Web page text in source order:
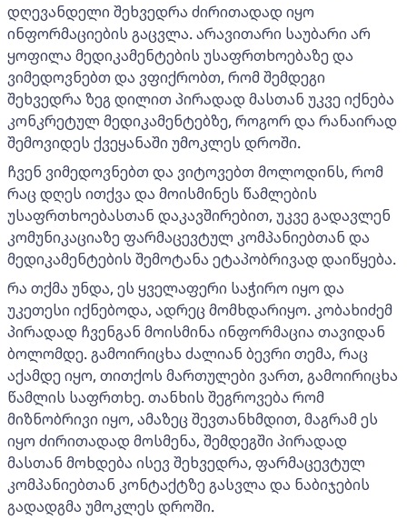
დღევანდელი შეხვედრა ძირითადად იყო
ინფორმაციების გაცვლა. არავითარი საუბარი არ
ყოფილა მედიკამენტების უსაფრთხოებაზე და
ვიმედოვნებთ და ვფიქრობთ, რომ შემდეგი
შეხვედრა ზეგ დილით პირადად მასთან უკვე იქნება
კონკრეტულ მედიკამენტებზე, როგორ და რანაირად
შემოვიდეს ქვეყანაში უმოკლეს დროში.
ჩვენ ვიმედოვნებთ და ვიტოვებთ მოლოდინს, რომ
რაც დღეს ითქვა და მოისმინეს წამლების
უსაფრთხოებასთან დაკავშირებით, უკვე გადავლენ
კომუნიკაციაზე ფარმაცევტულ კომპანიებთან და
მედიკამენტების შემოტანა ეტაპობრივად დაიწყება.
რა თქმა უნდა, ეს ყველაფერი საჭირო იყო და
უკეთესი იქნებოდა, ადრეც მომხდარიყო. კობახიძემ
პირადად ჩვენგან მოისმინა ინფორმაცია თავიდან
ბოლომდე. გამოირიცხა ძალიან ბევრი თემა, რაც
აქამდე იყო, თითქოს მართულები ვართ, გამოირიცხა
წამლის საფრთხე. თანხის შეგროვება რომ
მიზნობრივი იყო, ამაზეც შევთანხმდით, მაგრამ ეს
იყო ძირითადად მოსმენა, შემდეგში პირადად
მასთან მოხდება ისევ შეხვედრა, ფარმაცევტულ
კომპანიებთან კონტაქტზე გასვლა და ნაბიჯების
გადადგმა უმოკლეს დროში.